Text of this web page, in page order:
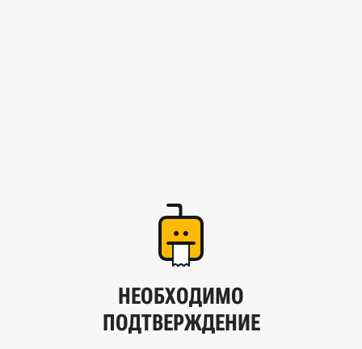
НЕОБХОДИМО
ПОДТВЕРЖДЕНИЕ